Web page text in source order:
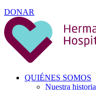
DONAR
QUIÉNES SOMOS
Nuestra historia